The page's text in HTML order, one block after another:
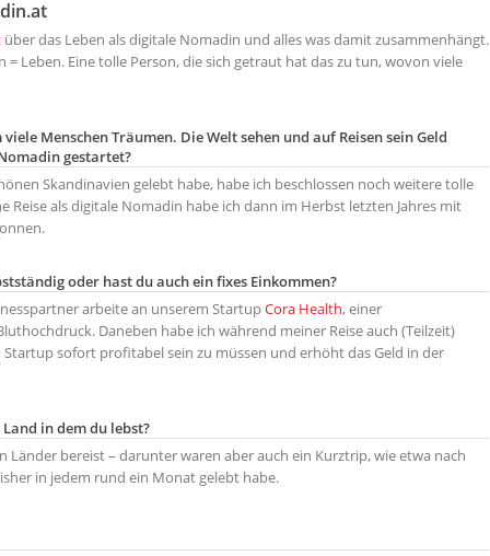
über das Leben als digitale Nomadin und alles was damit zusammenhängt.
Leben. Eine tolle Person, die sich getraut hat das zu tun, wovon viele
Menschen Träumen. Die Welt sehen und auf Reisen sein Geld
gestartet?
Skandinavien gelebt habe, habe ich beschlossen noch weitere tolle
Reise als digitale Nomadin habe ich dann im Herbst letzten Jahres mit
oder hast du auch ein fixes Einkommen?
arbeite an unserem StartupCora Health, einer
Daneben habe ich während meiner Reise auch (Teilzeit)
sofort profitabel sein zu müssen und erhöht das Geld in der
in dem du lebst?
Länder bereist – darunter waren aber auch ein Kurztrip, wie etwa nach
in jedem rund ein Monat gelebt habe.